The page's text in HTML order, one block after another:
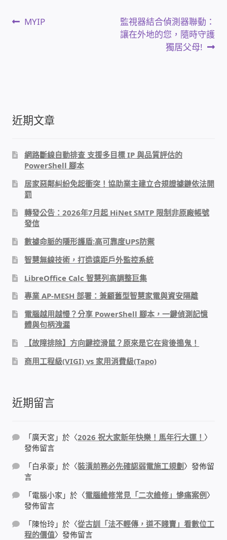
風速傳感器+PLC自動控制
mOA雲考勤 指紋、卡片、手機APP GPS打卡
門禁安全控制 工具 軟體 手冊
建築技術設備設置
租屋維修、租屋安全
智慧電錶、儲值、雲端 電子式電錶
公用房間插卡計費方案
充電樁
線上網路購物
DIY材料
結帳
購物車
退款和退貨政策
文上
MYIP
下
一
監視器結合偵測器聯動：
讓在外地的您，隨時守護
獨居父母!
近期文章
網路斷線自動排查 支援多目標 IP 與品質評估的
PowerShell 腳本
居家惡鄰糾紛免起衝突！協助業主建立合規證據鏈依法開
罰
轉發公告：2026年7月起 HiNet SMTP 限制非原廠帳號
發信
數據命脈的隱形護盾:高可靠度UPS防禦
智慧無線技術，打造遠距戶外監控系統
LibreOffice Calc 智慧列高調整巨集
專業 AP-MESH 部署：兼顧舊型智慧家電與資安隔離
電腦越用越慢？分享 PowerShell 腳本，一鍵偵測記憶
體與句柄洩漏
【故障排除】方向鍵控滑鼠？原來是它在背後搗鬼！
商用工程級(VIGI) vs 家用消費級(Tapo)
近期留言
「廣天宮 」於〈2026 祝大家新年快樂！馬年行大運！ 〉
發佈留言
「白承豪 」於〈裝潢前務必先確認弱電施工規劃 〉發佈留
言
「電腦小家 」於〈電腦維修常見「二次維修」慘痛案例 〉
發佈留言
「陳怡玲 」於〈從古訓「法不輕傳，道不賤賣」看數位工
程的價值〉發佈留言